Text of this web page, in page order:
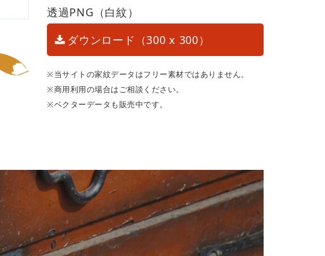
透過PNG（白紋）
ダウンロード（300 x 300）
※当サイトの家紋データはフリー素材ではありません。
※商用利用の場合はご相談ください。
※ベクターデータも販売中です。